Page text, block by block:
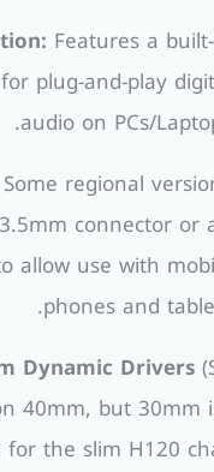
Features a
plug-and-play
audio on PCs/
Some regional
connector or
allow use with
phones and
Dynamic Drivers
40mm, but 30mm
the slim H120